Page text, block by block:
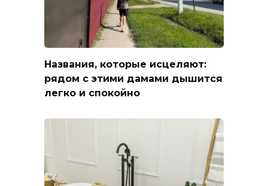
Названия, которые исцеляют:
рядом с этими дамами дышится
легко и спокойно